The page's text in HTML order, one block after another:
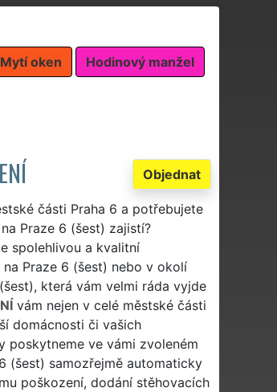
Mytí oken Hodinový manžel
Objednat
části Praha 6 a potřebujete
Praze 6 (šest) zajistí?
spolehlivou a kvalitní
Praze 6 (šest) nebo v okolí
která vám velmi ráda vyjde
vám nejen v celé městské části
domácnosti či vašich
poskytneme ve vámi zvoleném
(šest) samozřejmě automaticky
poškození, dodání stěhovacích